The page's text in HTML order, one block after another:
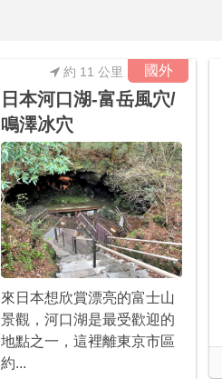
國外
約 11 公里
日本河口湖-富岳風穴/
鳴澤冰穴
來日本想欣賞漂亮的富士山
景觀，河口湖是最受歡迎的
地點之一，這裡離東京市區
約...